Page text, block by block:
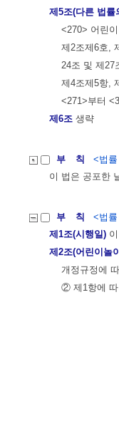
제5조(다른 법률
<270> 어린
제2조제6호,
24조 및 제27
제4조제5항,
<271>부터
제6조 생략
부 칙
<법
이 법은 공포한
부 칙
<법
제1조(시행일)
제2조(어린이놀
개정규정에
② 제1항에 따